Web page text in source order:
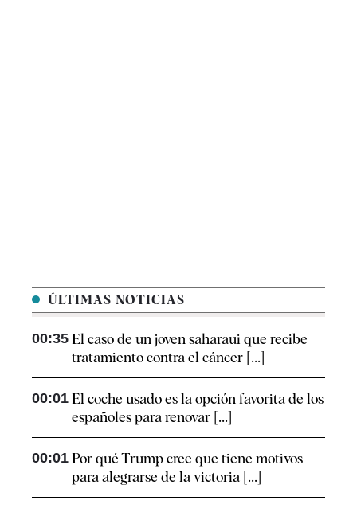
ÚLTIMAS NOTICIAS
00:35 El caso de un joven saharaui que recibe
tratamiento contra el cáncer [...]
00:01 El coche usado es la opción favorita de los
españoles para renovar [...]
00:01 Por qué Trump cree que tiene motivos
para alegrarse de la victoria [...]